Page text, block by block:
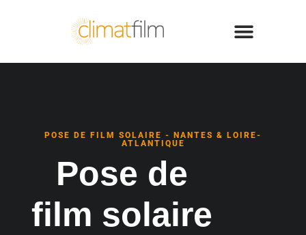
POSE DE FILM SOLAIRE - NANTES & LOIRE-
ATLANTIQUE
Pose de
film solaire